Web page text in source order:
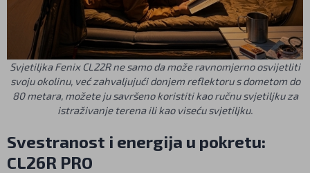
Svjetiljka Fenix CL22R ne samo da može ravnomjerno osvijetliti
svoju okolinu, već zahvaljujući donjem reflektoru s dometom do
80 metara, možete ju savršeno koristiti kao ručnu svjetiljku za
istraživanje terena ili kao viseću svjetiljku.
Svestranost i energija u pokretu:
CL26R PRO